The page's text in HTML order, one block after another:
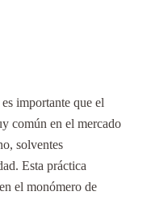
importante que el
común en el mercado
solventes
Esta práctica
el monómero de